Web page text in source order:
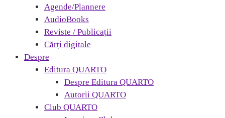
Agende/Plannere
AudioBooks
Reviste / Publicații
Cărți digitale
Despre
Editura QUARTO
Despre Editura QUARTO
Autorii QUARTO
Club QUARTO